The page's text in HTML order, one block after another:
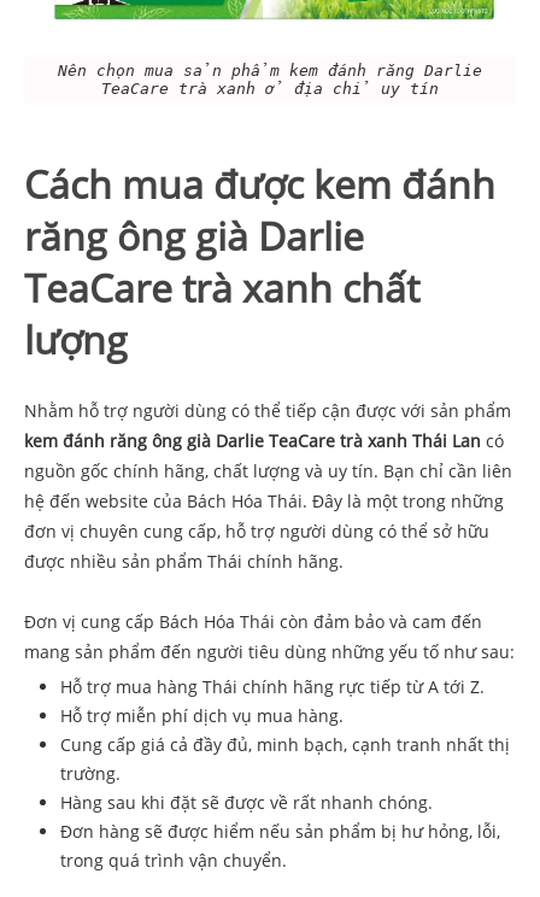
Nên chọn mua sản phẩm kem đánh răng Darlie
TeaCare trà xanh ở địa chỉ uy tín
Cách mua được kem đánh
răng ông già Darlie
TeaCare trà xanh chất
lượng
Nhằm hỗ trợ người dùng có thể tiếp cận được với sản phẩm
kem đánh răng ông già Darlie TeaCare trà xanh Thái Lan có
nguồn gốc chính hãng, chất lượng và uy tín. Bạn chỉ cần liên
hệ đến website của Bách Hóa Thái. Đây là một trong những
đơn vị chuyên cung cấp, hỗ trợ người dùng có thể sở hữu
được nhiều sản phẩm Thái chính hãng.
Đơn vị cung cấp Bách Hóa Thái còn đảm bảo và cam đến
mang sản phẩm đến người tiêu dùng những yếu tố như sau:
Hỗ trợ mua hàng Thái chính hãng rực tiếp từ A tới Z.
Hỗ trợ miễn phí dịch vụ mua hàng.
Cung cấp giá cả đầy đủ, minh bạch, cạnh tranh nhất thị
trường.
Hàng sau khi đặt sẽ được về rất nhanh chóng.
Đơn hàng sẽ được hiểm nếu sản phẩm bị hư hỏng, lỗi,
trong quá trình vận chuyển.